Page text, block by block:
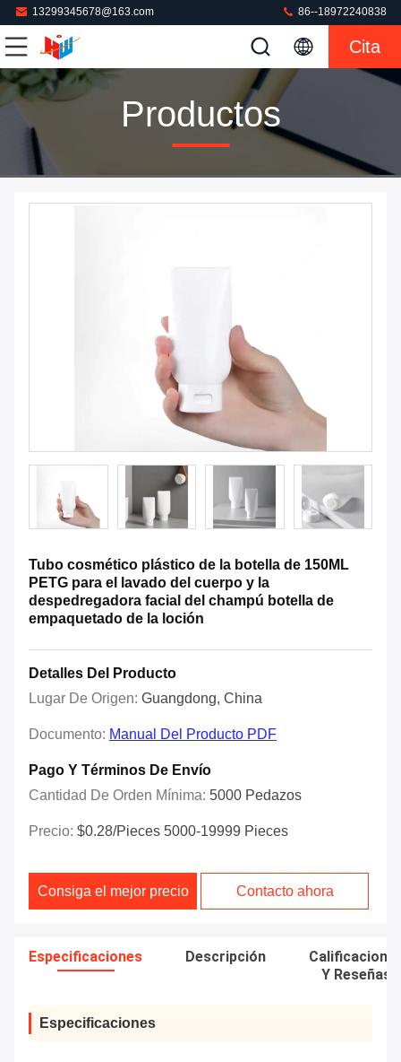
13299345678@163.com 86--18972240838
Cita
Productos
Tubo cosmético plástico de la botella de 150ML
PETG para el lavado del cuerpo y la
despedregadora facial del champú botella de
empaquetado de la loción
Detalles Del Producto
Lugar De Origen: Guangdong, China
Documento: Manual Del Producto PDF
Pago Y Términos De Envío
Cantidad De Orden Mínima: 5000 Pedazos
Precio: $0.28/pieces 5000-19999 Pieces
Consiga el mejor precio Contacto ahora
Especificaciones Descripción
Y Reseñas
Especificaciones